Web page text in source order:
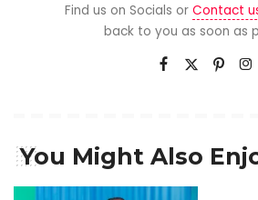
Find us on Socials or Contact
back to you as soon as
You Might Also